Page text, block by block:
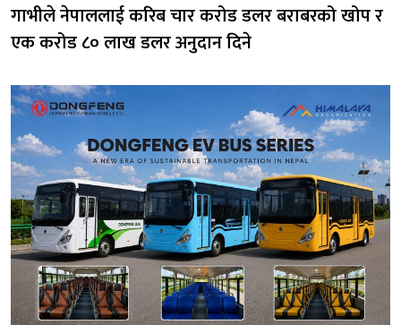
गाभीले नेपाललाई करिब चार करोड डलर बराबरको खोप र
एक करोड ८० लाख डलर अनुदान दिने